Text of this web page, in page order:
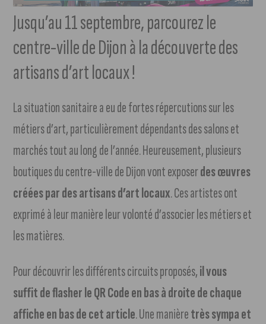
Jusqu’au 11 septembre, parcourez le
centre-ville de Dijon à la découverte des
artisans d’art locaux !
La situation sanitaire a eu de fortes répercutions sur les
métiers d’art, particulièrement dépendants des salons et
marchés tout au long de l’année. Heureusement, plusieurs
boutiques du centre-ville de Dijon vont exposerdes œuvres
créées par des artisans d’art locaux. Ces artistes ont
exprimé à leur manière leur volonté d’associer les métiers et
les matières.
Pour découvrir les différents circuits proposés,il vous
suffit de flasher le QR Code en bas à droite de chaque
affiche en bas de cet article. Une manièretrès sympa et